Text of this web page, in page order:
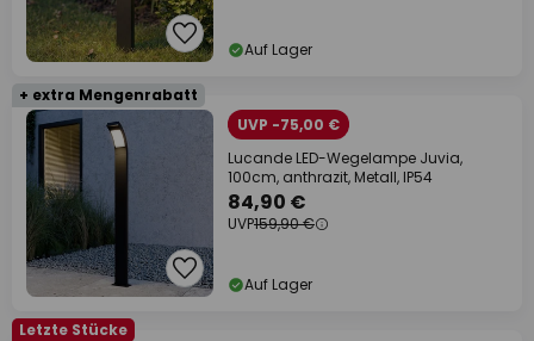
Auf Lager
+ extra Mengenrabatt
UVP -75,00 €
Lucande LED-Wegelampe Juvia,
100cm, anthrazit, Metall, IP54
84,90 €
UVP159,90 €
Auf Lager
Letzte Stücke